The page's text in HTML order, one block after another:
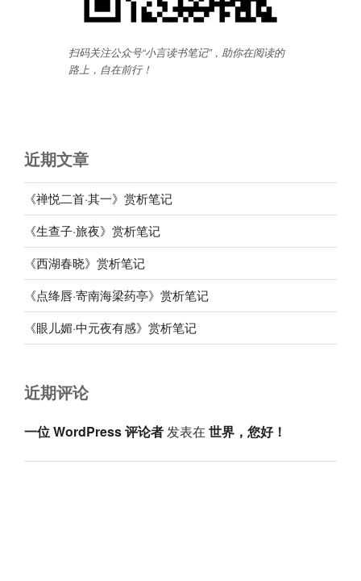
扫码关注公众号“小言读书笔记”，助你在阅读的
路上，自在前行！
近期文章
《禅悦二首·其一》赏析笔记
《生查子·旅夜》赏析笔记
《西湖春晓》赏析笔记
《点绛唇·寄南海梁药亭》赏析笔记
《眼儿媚·中元夜有感》赏析笔记
近期评论
一位 WordPress 评论者发表在 世界，您好！